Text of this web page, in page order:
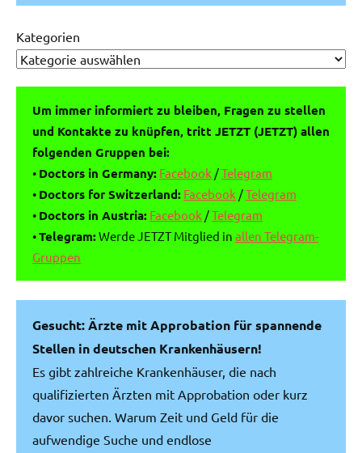
Kategorien
Um immer informiert zu bleiben, Fragen zu stellen
und Kontakte zu knüpfen, tritt JETZT (JETZT) allen
folgenden Gruppen bei:
• Doctors in Germany: Facebook /Telegram
• Doctors for Switzerland: Facebook /Telegram
• Doctors in Austria: Facebook /Telegram
•Telegram:Werde JETZT Mitglied in allen Telegram-
Gruppen
Gesucht: Ärzte mit Approbation für spannende
Stellen in deutschen Krankenhäusern!
Es gibt zahlreiche Krankenhäuser, die nach
qualifizierten Ärzten mit Approbation oder kurz
davor suchen. Warum Zeit und Geld für die
aufwendige Suche und endlose